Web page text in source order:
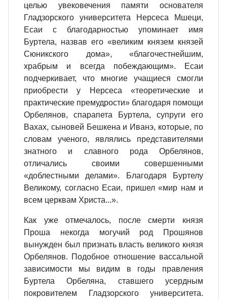
целью увековечения памяти основателя
Гладзорского университета Нерсеса Мшеци,
Есаи с благодарностью упоминает имя
Буртела, назвав его «великим князем князей
Сюникского дома», «благочестнейшим,
храбрым и всегда побеждающим». Есаи
подчеркивает, что многие учащиеся смогли
приобрести у Нерсеса «теоретические и
практические премудрости» благодаря помощи
Орбелянов, спарапета Буртела, супруги его
Вахах, сыновей Бешкена и Иванэ, которые, по
словам ученого, являлись представителями
знатного и славного рода Орбелянов,
отличались своими совершенными
«доблестными делами». Благодаря Буртелу
Великому, согласно Есаи, пришел «мир нам и
всем церквам Христа...».
Как уже отмечалось, после смерти князя
Проша некогда могучий род Прошянов
вынужден был признать власть великого князя
Орбелянов. Подобное отношение вассальной
зависимости мы видим в годы правления
Буртела Орбеляна, ставшего усердным
покровителем Гладзорского университета.